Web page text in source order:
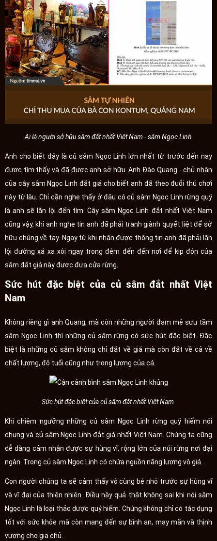
Ai là người sở hữu sâm đắt nhất Việt Nam - sâm Ngọc Linh
Anh cho biết đây là củ sâm Ngọc Linh lớn nhất từ trước đến nay
được tìm thấy và đã được anh sở hữu. Anh Đào Quang - chủ nhân
của cây sâm Ngọc Linh đắt giá cho biết anh đã theo đuổi thú chơi
này từ lâu. Chỉ cần nghe thấy ở đâu có củ sâm Ngọc Linh rừng quý
là anh sẽ lặn lội đến tìm. Cây sâm Ngọc Linh đắt nhất Việt Nam
cũng vậy, khi anh nghe tin anh đã phải tranh giành quyết liệt để sở
hữu chúng về tay. Ngay từ khi nhận được thông tin anh đã phải lặn
lội đường xá xa xôi ngay trong đêm đến đến nơi để kịp đón của
sâm đắt giá này được đưa cửa rừng.
Sức hút đặc biệt của củ sâm đắt nhất Việt
Nam
Không riêng gì anh Quang, mà còn những người đam mê sưu tầm
sâm Ngọc Linh thì những củ sâm rừng có sức hút đặc biệt. Đặc
biệt là những củ sâm không chỉ đắt về giá mà còn đắt về cả về
chất lượng, độ tuổi cũng như trọng lượng của cá.
Sức hút đặc biệt của củ sâm đắt nhất Việt Nam
Khi chiêm ngưỡng những củ sâm Ngọc Linh rừng quý hiếm nói
chung và củ sâm Ngọc Linh đắt giá nhất Việt Nam. Chúng ta cũng
dễ dàng cảm nhận được sự hùng vĩ, rộng lớn của núi rừng nơi đại
ngàn. Trong củ sâm Ngọc Linh có chứa nguồn năng lượng vô giá.
Con người chúng ta sẽ cảm thấy vô cùng bé nhỏ trước sự hùng vĩ
và vĩ đại của thiên nhiên. Điều này quả thật không sai khi nói sâm
Ngọc Linh là loại thảo dược quý hiếm. Chúng không chỉ có tác dụng
tốt với sức khỏe mà còn mang đến sự bình an, may mắn và thịnh
vượng cho gia chủ.